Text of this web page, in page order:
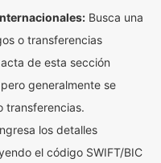
Busca una
o transferencias
de esta sección
generalmente se
transferencias.
los detalles
el código SWIFT/BIC